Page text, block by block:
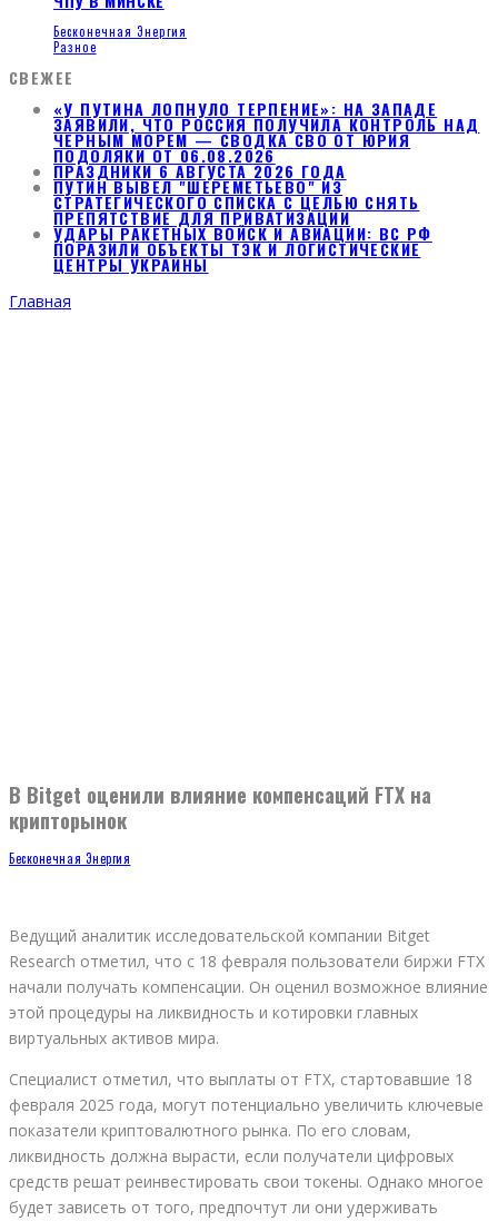
Бесконечная Энергия
Разное
СВЕЖЕЕ
«У ПУТИНА ЛОПНУЛО ТЕРПЕНИЕ»: НА ЗАПАДЕ
ЗАЯВИЛИ, ЧТО РОССИЯ ПОЛУЧИЛА КОНТРОЛЬ НАД
ЧЕРНЫМ МОРЕМ — СВОДКА СВО ОТ ЮРИЯ
ПОДОЛЯКИ ОТ 06.08.2026
ПРАЗДНИКИ 6 АВГУСТА 2026 ГОДА
ПУТИН ВЫВЕЛ "ШЕРЕМЕТЬЕВО" ИЗ
СТРАТЕГИЧЕСКОГО СПИСКА С ЦЕЛЬЮ СНЯТЬ
ПРЕПЯТСТВИЕ ДЛЯ ПРИВАТИЗАЦИИ
УДАРЫ РАКЕТНЫХ ВОЙСК И АВИАЦИИ: ВС РФ
ПОРАЗИЛИ ОБЪЕКТЫ ТЭК И ЛОГИСТИЧЕСКИЕ
ЦЕНТРЫ УКРАИНЫ
Главная
В Bitget оценили влияние компенсаций FTX на
крипторынок
Бесконечная Энергия
Ведущий аналитик исследовательской компании Bitget
Research отметил, что с 18 февраля пользователи биржи FTX
начали получать компенсации. Он оценил возможное влияние
этой процедуры на ликвидность и котировки главных
виртуальных активов мира.
Специалист отметил, что выплаты от FTX, стартовавшие 18
февраля 2025 года, могут потенциально увеличить ключевые
показатели криптовалютного рынка. По его словам,
ликвидность должна вырасти, если получатели цифровых
средств решат реинвестировать свои токены. Однако многое
будет зависеть от того, предпочтут ли они удерживать